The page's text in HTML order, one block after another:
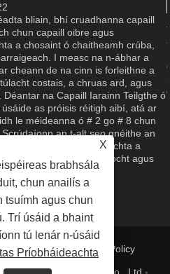
bliain, bhí cruadhanna capaill
chun capaill oibre agus
a chosaint ó chaitheamh crúba,
I measc na n-ábhar a
cheann de na cinn is forleithne a
costais, a chruas ard, agus
na Capaill Iarainn Teilgthe ó
as próisis réitigh aibí, atá ar
le méideanna ó # 2 go # 8 chun
an t-alt seo gnéithe an
caighdeán déantúsaíochta a
chúram eachaí, talmhaíocht agus
|XML| |Privacy Policy
X
brabhsála
chun anailís a
tsuímh agus chun
Trí úsáid a bhaint
tú lenár n-úsáid
Príobháideachta